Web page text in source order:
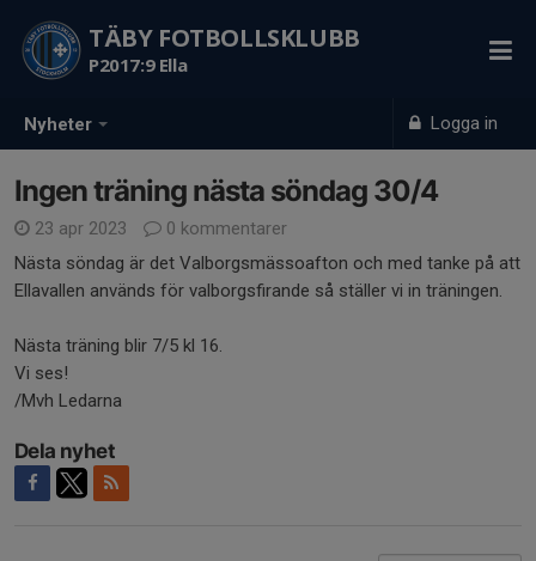
Nyheter Logga in
TÄBY FOTBOLLSKLUBB
P2017:9 Ella
Ingen träning nästa söndag 30/4
23 apr 2023
0 kommentarer
Nästa söndag är det Valborgsmässoafton och med tanke på att
Ellavallen används för valborgsfirande så ställer vi in träningen.
Nästa träning blir 7/5 kl 16.
Vi ses!
/Mvh Ledarna
Dela nyhet